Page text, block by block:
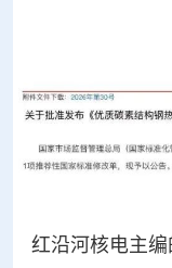
红沿河核电主